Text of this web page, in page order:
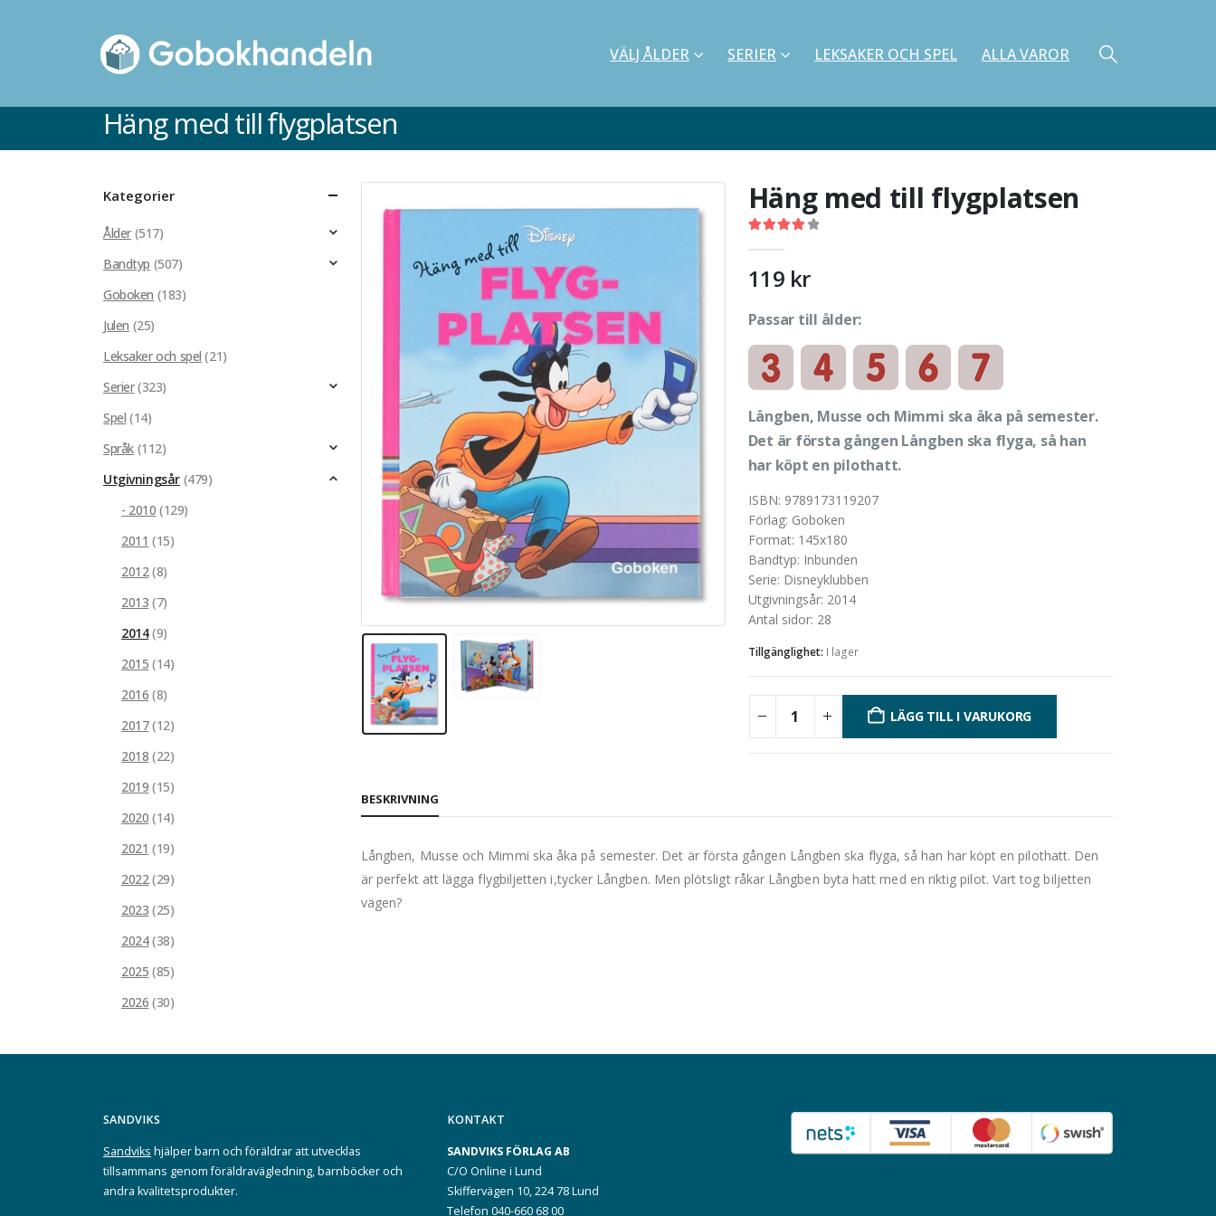
VÄLJ ÅLDER SERIER LEKSAKER OCH SPEL ALLA VAROR
Häng med till flygplatsen
Häng med till flygplatsen
119 kr
Passar till ålder:
Långben, Musse och Mimmi ska åka på semester.
Det är första gången Långben ska flyga, så han
har köpt en pilothatt.
ISBN: 9789173119207
Förlag: Goboken
Format: 145x180
Bandtyp: Inbunden
Serie: Disneyklubben
Utgivningsår: 2014
Antal sidor: 28
Tillgänglighet: I lager
LÄGG TILL I VARUKORG
BESKRIVNING
Långben, Musse och Mimmi ska åka på semester. Det är första gången Långben ska flyga, så han har köpt en pilothatt. Den
är perfekt att lägga flygbiljetten i,tycker Långben. Men plötsligt råkar Långben byta hatt med en riktig pilot. Vart tog biljetten
vägen?
Kategorier
Ålder (517)
Bandtyp (507)
Goboken (183)
Julen (25)
Leksaker och spel (21)
Serier(323)
Spel (14)
Språk (112)
Utgivningsår (479)
- 2010 (129)
2011 (15)
2012(8)
2013 (7)
2014(9)
2015 (14)
2016 (8)
2017(12)
2018 (22)
2019 (15)
2020 (14)
2021 (19)
2022(29)
2023 (25)
2024(38)
2025 (85)
2026 (30)
SANDVIKS
Sandviks hjälper barn och föräldrar att utvecklas
tillsammans genom föräldravägledning, barnböcker och
andra kvalitetsprodukter.
KONTAKT
SANDVIKS FÖRLAG AB
C/O Online i Lund
Skiffervägen 10, 224 78 Lund
Telefon 040-660 68 00